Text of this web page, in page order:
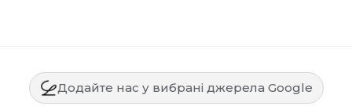
Додайте нас у вибрані джерела Google